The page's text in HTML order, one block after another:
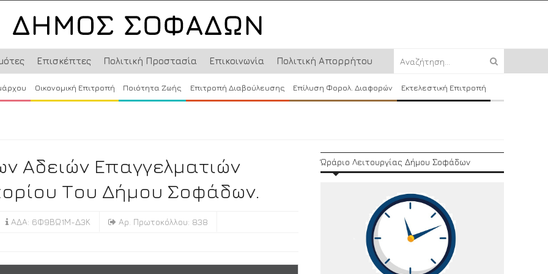
Επισκέπτες Πολιτική Προστασία Επικοινωνία Πολιτική Απορρήτου
Οικονομική Επιτροπή Ποιότητα Ζωής Επιτροπή Διαβούλευσης Επίλυση Φορολ. Διαφορών Εκτελεστική Επιτροπή
Αδειών Επαγγελματιών
Του Δήμου Σοφάδων.
ΑΔΑ: 6Φ9ΒΩ1Μ-Δ3Κ Αρ. Πρωτοκόλλου: 838
Ώράριο Λειτουργίας Δήμου Σοφάδων